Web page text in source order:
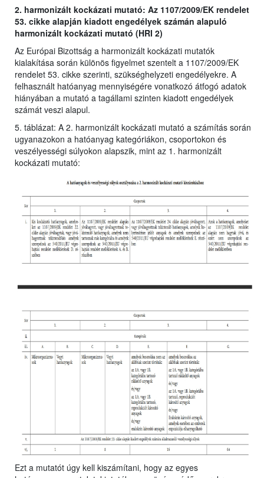
2. harmonizált kockázati mutató: Az 1107/2009/EK rendelet
53. cikke alapján kiadott engedélyek számán alapuló
harmonizált kockázati mutató (HRI 2)
Az Európai Bizottság a harmonizált kockázati mutatók
kialakítása során különös figyelmet szentelt a 1107/2009/EK
rendelet 53. cikke szerinti, szükséghelyzeti engedélyekre. A
felhasznált hatóanyag mennyiségére vonatkozó átfogó adatok
hiányában a mutató a tagállami szinten kiadott engedélyek
számát veszi alapul.
5. táblázat: A 2. harmonizált kockázati mutató a számítás során
ugyanazokon a hatóanyag kategóriákon, csoportokon és
veszélyességi súlyokon alapszik, mint az 1. harmonizált
kockázati mutató:
Ezt a mutatót úgy kell kiszámítani, hogy az egyes